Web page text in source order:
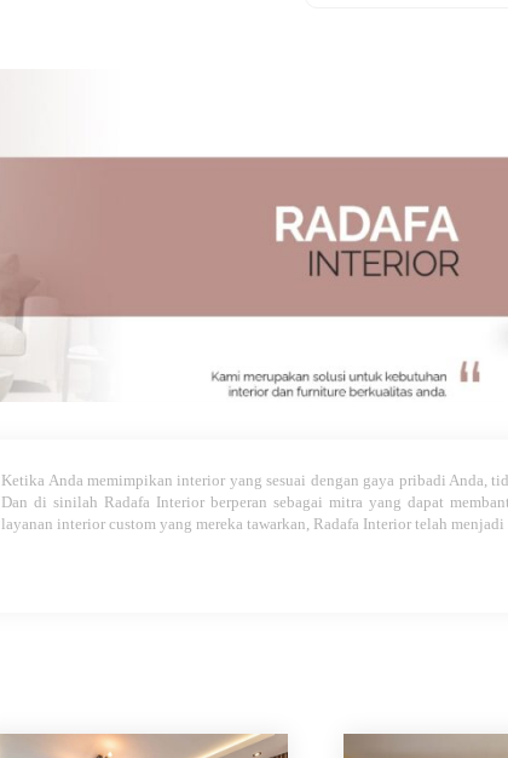
Ketika Anda memimpikan interior yang sesuai dengan gaya pribadi Anda,
Dan di sinilah Radafa Interior berperan sebagai mitra yang dapat
layanan interior custom yang mereka tawarkan, Radafa Interior telah